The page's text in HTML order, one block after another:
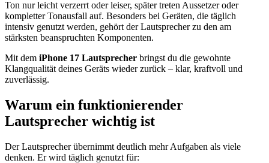
Ton nur leicht verzerrt oder leiser, später treten Aussetzer oder
kompletter Tonausfall auf. Besonders bei Geräten, die täglich
intensiv genutzt werden, gehört der Lautsprecher zu den am
stärksten beanspruchten Komponenten.
Mit dem iPhone 17 Lautsprecher bringst du die gewohnte
Klangqualität deines Geräts wieder zurück – klar, kraftvoll und
zuverlässig.
Warum ein funktionierender
Lautsprecher wichtig ist
Der Lautsprecher übernimmt deutlich mehr Aufgaben als viele
denken. Er wird täglich genutzt für: